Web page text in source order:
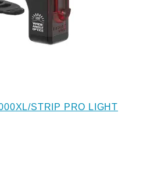
STRIP PRO LIGHT